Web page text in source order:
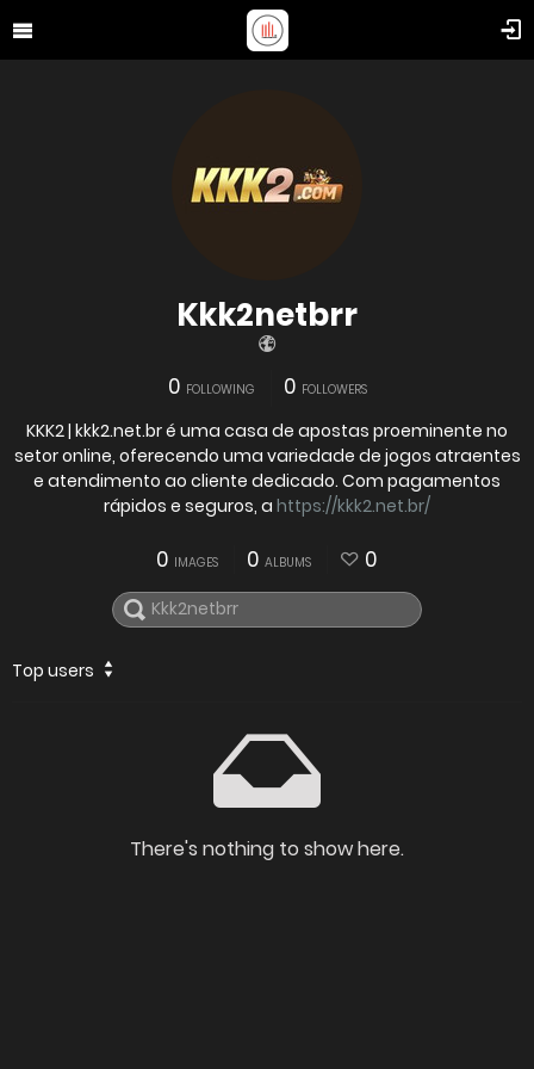
Kkk2netbrr
0 FOLLOWING 0 FOLLOWERS
KKK2 | kkk2.net.br é uma casa de apostas proeminente no
setor online, oferecendo uma variedade de jogos atraentes
e atendimento ao cliente dedicado. Com pagamentos
rápidos e seguros, a https://kkk2.net.br/
0 IMAGES 0 ALBUMS 0
Top users
There's nothing to show here.